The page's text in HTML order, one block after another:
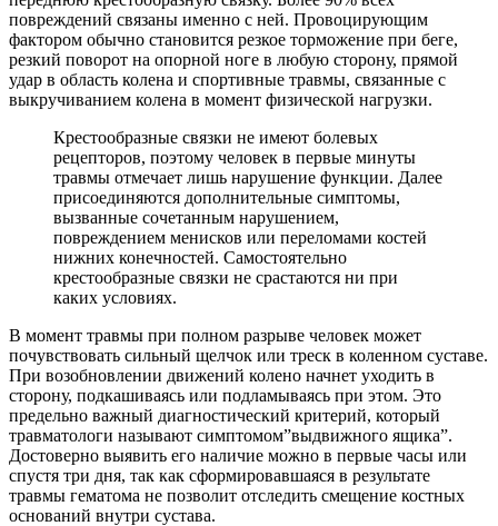
повреждений связаны именно с ней. Провоцирующим
фактором обычно становится резкое торможение при беге,
резкий поворот на опорной ноге в любую сторону, прямой
удар в область колена и спортивные травмы, связанные с
выкручиванием колена в момент физической нагрузки.
Крестообразные связки не имеют болевых
рецепторов, поэтому человек в первые минуты
травмы отмечает лишь нарушение функции. Далее
присоединяются дополнительные симптомы,
вызванные сочетанным нарушением,
повреждением менисков или переломами костей
нижних конечностей. Самостоятельно
крестообразные связки не срастаются ни при
каких условиях.
В момент травмы при полном разрыве человек может
почувствовать сильный щелчок или треск в коленном суставе.
При возобновлении движений колено начнет уходить в
сторону, подкашиваясь или подламываясь при этом. Это
предельно важный диагностический критерий, который
травматологи называют симптомом”выдвижного ящика”.
Достоверно выявить его наличие можно в первые часы или
спустя три дня, так как сформировавшаяся в результате
травмы гематома не позволит отследить смещение костных
оснований внутри сустава.